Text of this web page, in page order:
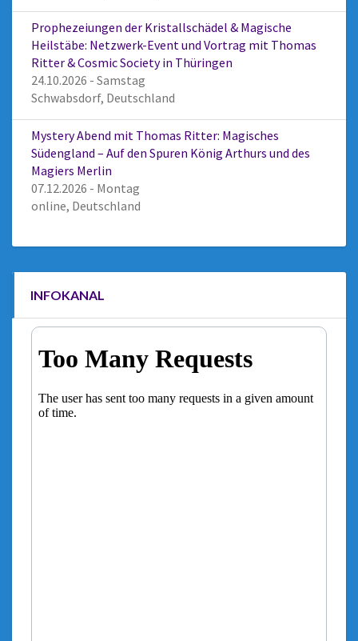
Prophezeiungen der Kristallschädel & Magische
Heilstäbe: Netzwerk-Event und Vortrag mit Thomas
Ritter & Cosmic Society in Thüringen
24.10.2026 - Samstag
Schwabsdorf, Deutschland
Mystery Abend mit Thomas Ritter: Magisches
Südengland – Auf den Spuren König Arthurs und des
Magiers Merlin
07.12.2026 - Montag
online, Deutschland
INFOKANAL